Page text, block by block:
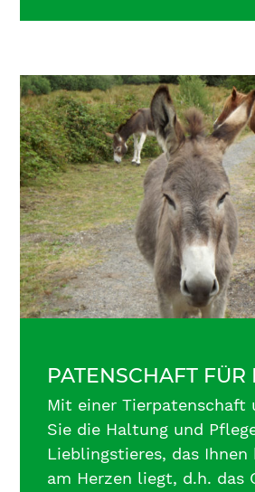
PATENSCHAFT FÜR
Mit einer Tierpatenschaft
Sie die Haltung und
Lieblingstieres, das Ihnen
am Herzen liegt, d.h. das